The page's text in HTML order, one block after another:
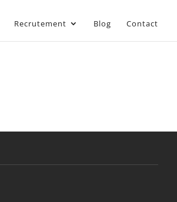
Recrutement Blog Contact